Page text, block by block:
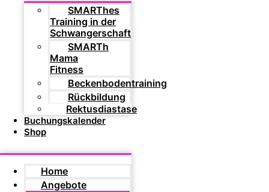
SMARThes
Training in der
Schwangerschaft
SMARTh
Mama
Fitness
Beckenbodentraining
Rückbildung
Rektusdiastase
Buchungskalender
Shop
Home
Angebote